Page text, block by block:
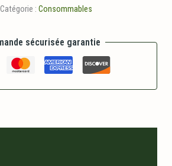
Catégorie : Consommables
sécurisée garantie